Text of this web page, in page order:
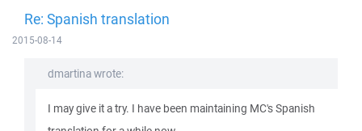
Re: Spanish translation
2015-08-14
dmartina wrote:
I may give it a try. I have been maintaining MC's Spanish